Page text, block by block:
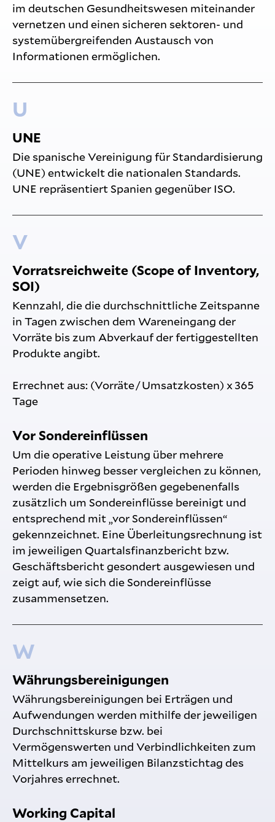
im deutschen Gesundheitswesen miteinander
vernetzen und einen sicheren sektoren- und
systemübergreifenden Austausch von
Informationen ermöglichen.
U
UNE
Die spanische Vereinigung für Standardisierung
(UNE) entwickelt die nationalen Standards.
UNE repräsentiert Spanien gegenüber ISO.
V
Vorratsreichweite (Scope of Inventory,
SOI)
Kennzahl, die die durchschnittliche Zeitspanne
in Tagen zwischen dem Wareneingang der
Vorräte bis zum Abverkauf der fertiggestellten
Produkte angibt.
Errechnet aus: (Vorräte / Umsatzkosten) x 365
Tage
Vor Sondereinflüssen
Um die operative Leistung über mehrere
Perioden hinweg besser vergleichen zu können,
werden die Ergebnisgrößen gegebenenfalls
zusätzlich um Sondereinflüsse bereinigt und
entsprechend mit „vor Sondereinflüssen“
gekennzeichnet. Eine Überleitungsrechnung ist
im jeweiligen Quartalsfinanzbericht bzw.
Geschäftsbericht gesondert ausgewiesen und
zeigt auf, wie sich die Sondereinflüsse
zusammensetzen.
W
Währungsbereinigungen
Währungsbereinigungen bei Erträgen und
Aufwendungen werden mithilfe der jeweiligen
Durchschnittskurse bzw. bei
Vermögenswerten und Verbindlichkeiten zum
Mittelkurs am jeweiligen Bilanzstichtag des
Vorjahres errechnet.
Working Capital